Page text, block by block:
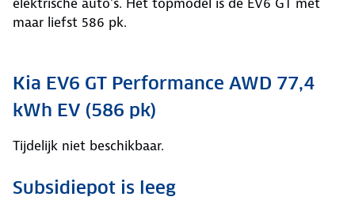
maar liefst 586 pk.
Kia EV6 GT Performance AWD 77,4
kWh EV (586 pk)
Tijdelijk niet beschikbaar.
Subsidiepot is leeg